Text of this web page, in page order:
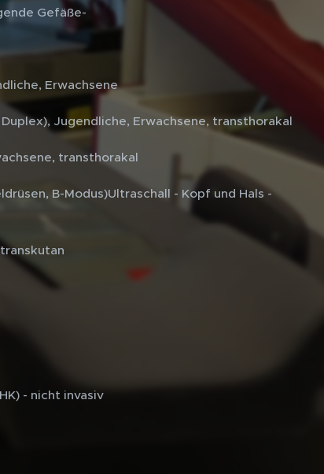
Gefäße-
Erwachsene
Jugendliche, Erwachsene, transthorakal
transthorakal
B-Modus)Ultraschall - Kopf und Hals -
- nicht invasiv